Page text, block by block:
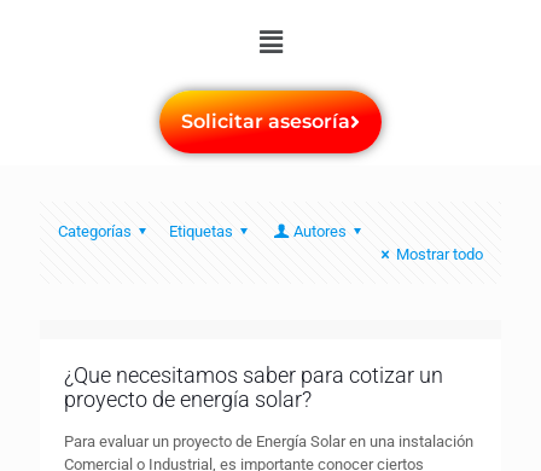
Solicitar asesoría
Categorías Etiquetas
Autores
Mostrar todo
¿Que necesitamos saber para cotizar un
proyecto de energía solar?
Para evaluar un proyecto de Energía Solar en una instalación
Comercial o Industrial, es importante conocer ciertos